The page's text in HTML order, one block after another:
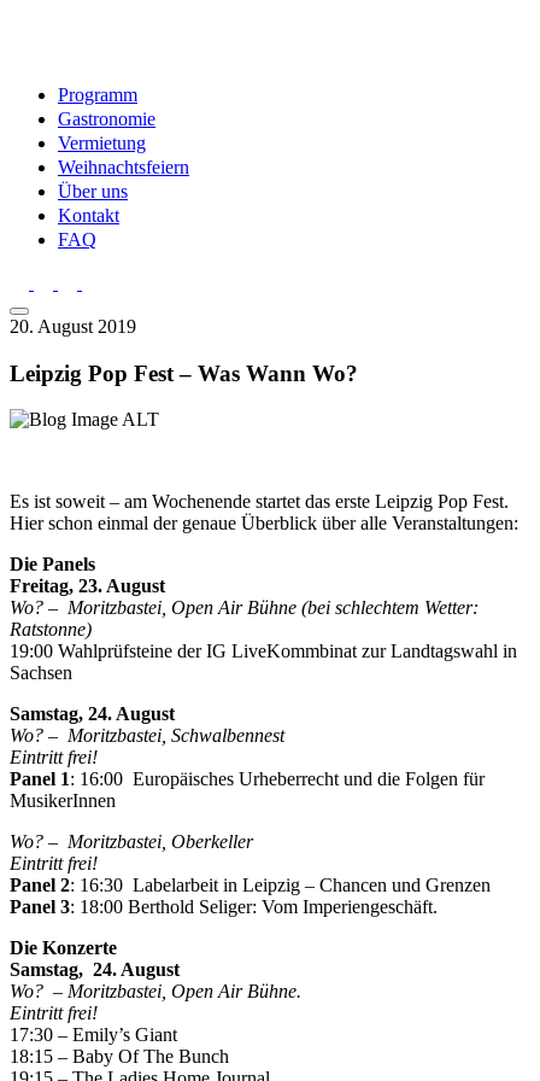
Programm
Gastronomie
Vermietung
Weihnachtsfeiern
Über uns
Kontakt
FAQ
20. August 2019
Leipzig Pop Fest – Was Wann Wo?
Es ist soweit – am Wochenende startet das erste Leipzig Pop Fest.
Hier schon einmal der genaue Überblick über alle Veranstaltungen:
Die Panels
Freitag, 23. August
Wo? – Moritzbastei, Open Air Bühne (bei schlechtem Wetter:
Ratstonne)
19:00 Wahlprüfsteine der IG LiveKommbinat zur Landtagswahl in
Sachsen
Samstag, 24. August
Wo? – Moritzbastei, Schwalbennest
Eintritt frei!
Panel 1: 16:00 Europäisches Urheberrecht und die Folgen für
MusikerInnen
Wo? – Moritzbastei, Oberkeller
Eintritt frei!
Panel 2: 16:30 Labelarbeit in Leipzig – Chancen und Grenzen
Panel 3: 18:00 Berthold Seliger: Vom Imperiengeschäft.
Die Konzerte
Samstag, 24. August
Wo? – Moritzbastei, Open Air Bühne.
Eintritt frei!
17:30 – Emily’s Giant
18:15 – Baby Of The Bunch